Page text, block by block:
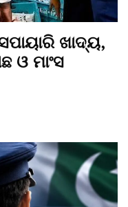
ଖାଦ୍ୟ,
ଓ ମାଂସ